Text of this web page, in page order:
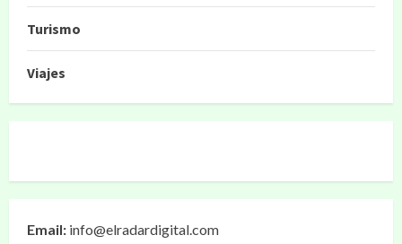
Turismo
Viajes
Email: info@elradardigital.com